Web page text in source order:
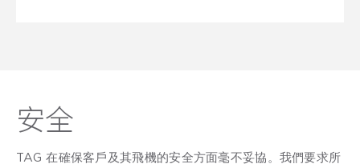
安全
TAG 在確保客戶及其飛機的安全方面毫不妥協。我們要求所